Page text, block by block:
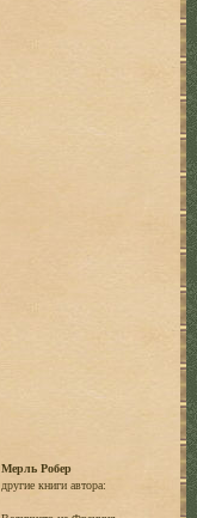
Мерль Робер
другие книги автора: